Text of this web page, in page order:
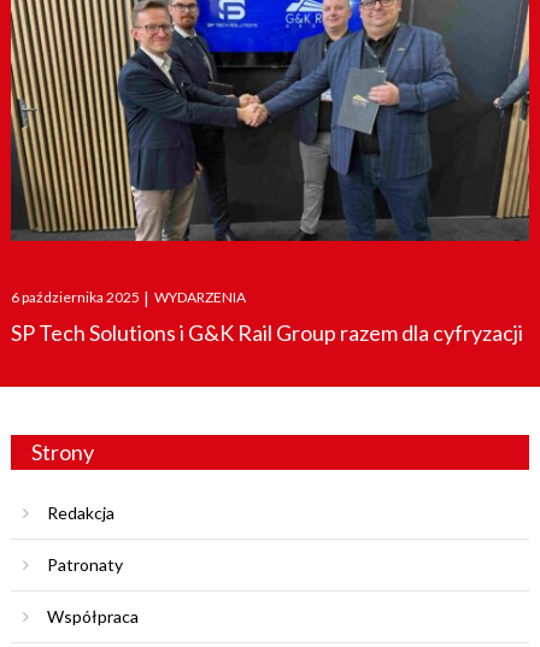
Posted
on
6 października 2025 | WYDARZENIA
SP Tech Solutions i G&K Rail Group razem dla cyfryzacji
Strony
Redakcja
Patronaty
Współpraca